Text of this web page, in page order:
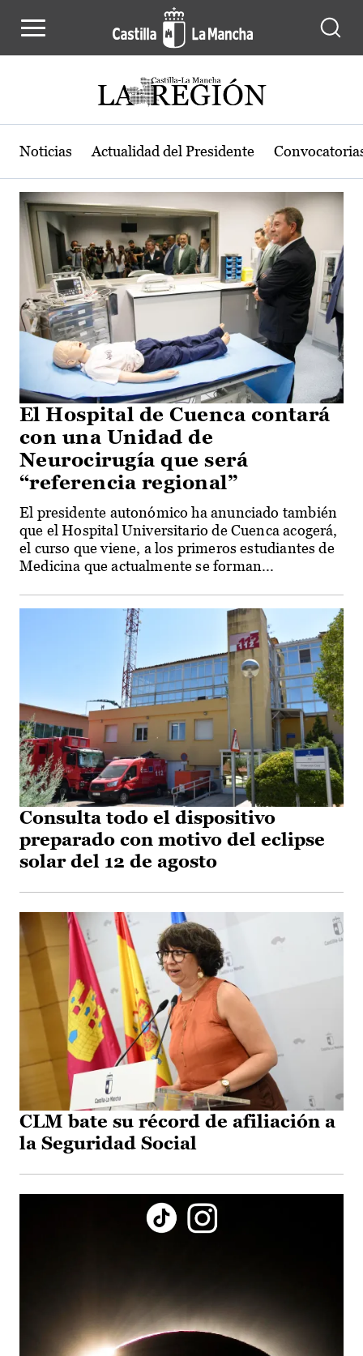
Actualidad de la región de Castilla-
Noticias Actualidad del Presidente
El Hospital de Cuenca contará
con una Unidad de
Neurocirugía que será
“referencia regional”
El presidente autonómico ha anunciado también
que el Hospital Universitario de Cuenca acogerá,
el curso que viene, a los primeros estudiantes de
Medicina que actualmente se forman...
Consulta todo el dispositivo
preparado con motivo del eclipse
solar del 12 de agosto
CLM bate su récord de afiliación a
la Seguridad Social